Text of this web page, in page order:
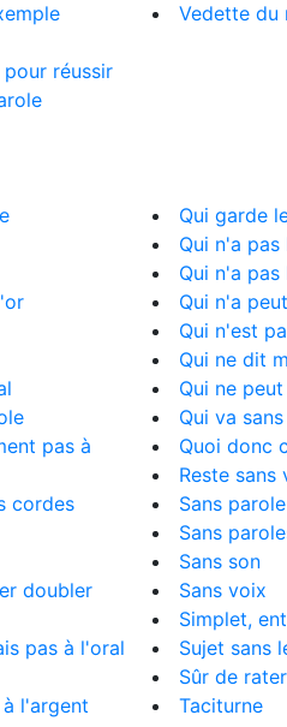
réussir
Vedette du
pas à
cordes
doubler
pas à l'oral
l'argent
Qui garde
Qui n'a
Qui n'a
Qui n'a
Qui n'est
Qui ne dit
Qui ne
Qui va
Quoi donc
Reste sans
Sans parole
Sans
Sans son
Sans voix
Simplet,
Sujet sans
Sûr de
Taciturne